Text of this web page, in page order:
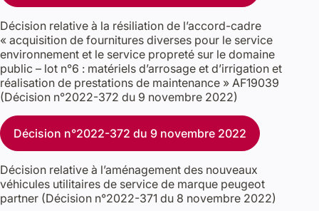
Décision relative à la résiliation de l’accord-cadre
« acquisition de fournitures diverses pour le service
environnement et le service propreté sur le domaine
public – lot n°6 : matériels d’arrosage et d’irrigation et
réalisation de prestations de maintenance » AF19039
(Décision n°2022-372 du 9 novembre 2022)
Décision n°2022-372 du 9 novembre 2022
Décision relative à l’aménagement des nouveaux
véhicules utilitaires de service de marque peugeot
partner (Décision n°2022-371 du 8 novembre 2022)